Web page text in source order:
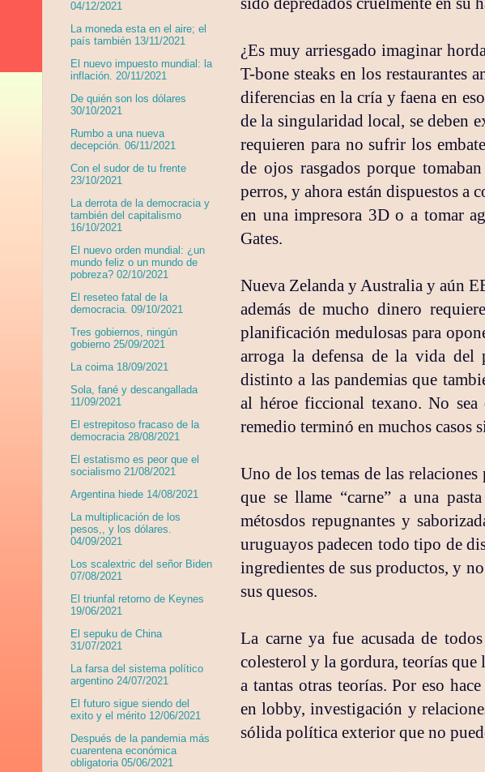
¿Es muy arriesgado imaginar
T-bone steaks en los restaurantes
diferencias en la cría y faena en
de la singularidad local, se deben
requieren para no sufrir los
de ojos rasgados porque
perros, y ahora están dispuestos a
en una impresora 3D o a tomar
Gates.
Nueva Zelanda y Australia y aún
además de mucho dinero
planificación medulosas para
arroga la defensa de la vida
distinto a las pandemias que
al héroe ficcional texano. No
remedio terminó en muchos casos
Uno de los temas de las
que se llame “carne” a una
métosdos repugnantes y
uruguayos padecen todo tipo de
ingredientes de sus productos, y
sus quesos.
La carne ya fue acusada de
colesterol y la gordura, teorías
a tantas otras teorías. Por eso
en lobby, investigación y
sólida política exterior que no
04/12/2021
La moneda esta en el aire; el
país también 13/11/2021
El nuevo impuesto mundial: la
inflación. 20/11/2021
De quién son los dólares
30/10/2021
Rumbo a una nueva
decepción. 06/11/2021
Con el sudor de tu frente
23/10/2021
La derrota de la democracia y
también del capitalismo
16/10/2021
El nuevo orden mundial: ¿un
mundo feliz o un mundo de
pobreza? 02/10/2021
El reseteo fatal de la
democracia. 09/10/2021
Tres gobiernos, ningún
gobierno 25/09/2021
La coima 18/09/2021
Sola, fané y descangallada
11/09/2021
El estrepitoso fracaso de la
democracia 28/08/2021
El estatismo es peor que el
socialismo 21/08/2021
Argentina hiede 14/08/2021
La multiplicación de los
pesos,, y los dólares.
04/09/2021
Los scalextric del señor Biden
07/08/2021
El triunfal retorno de Keynes
19/06/2021
El sepuku de China
31/07/2021
La farsa del sistema político
argentino 24/07/2021
El futuro sigue siendo del
exito y el mérito 12/06/2021
Después de la pandemia más
cuarentena económica
obligatoria 05/06/2021